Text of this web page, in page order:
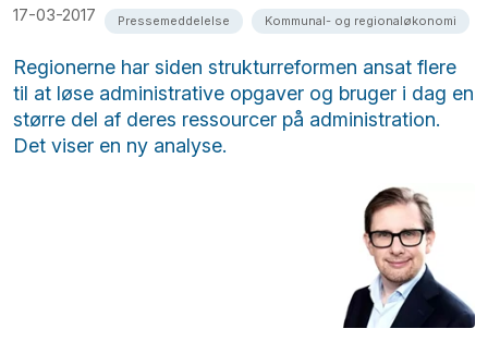
17-03-2017 Pressemeddelelse Kommunal- og regionaløkonomi
Regionerne har siden strukturreformen ansat flere
til at løse administrative opgaver og bruger i dag en
større del af deres ressourcer på administration.
Det viser en ny analyse.